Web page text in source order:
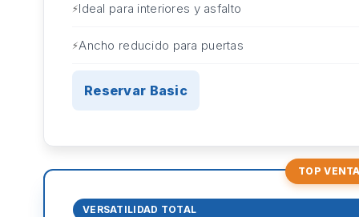
Ideal para interiores y asfalto
Ancho reducido para puertas
Reservar Basic
TOP
VERSATILIDAD TOTAL